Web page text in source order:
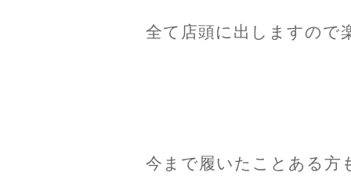
全て店頭に出しますので
今まで履いたことある方